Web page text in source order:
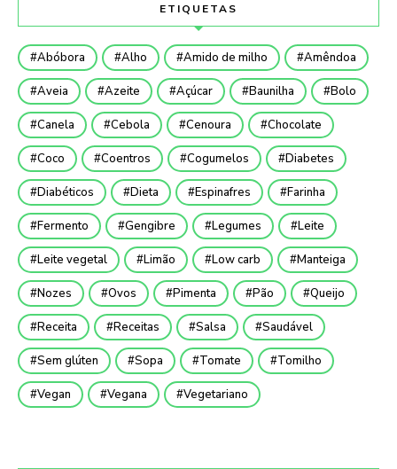
ETIQUETAS
Abóbora Alho Amido de milho Amêndoa
Aveia Azeite Açúcar Baunilha Bolo
Canela Cebola Cenoura Chocolate
Coco Coentros Cogumelos Diabetes
Diabéticos Dieta Espinafres Farinha
Fermento Gengibre Legumes Leite
Leite vegetal Limão Low carb Manteiga
Nozes Ovos Pimenta Pão Queijo
Receita Receitas Salsa Saudável
Sem glúten Sopa Tomate Tomilho
Vegan Vegana Vegetariano